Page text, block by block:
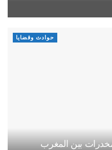
حوادث وقضايا
بين المغرب